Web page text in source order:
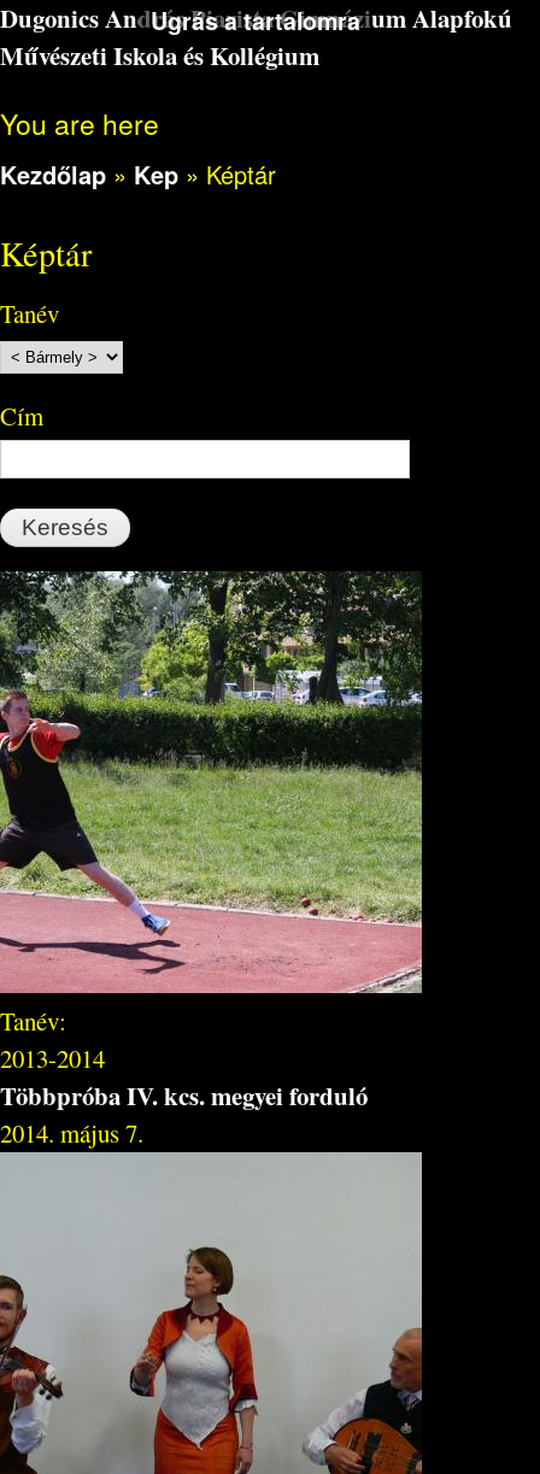
Ugrás a tartalomra
Dugonics András Piarista Gimnázium Alapfokú
Művészeti Iskola és Kollégium
You are here
Kezdőlap » Kep » Képtár
Képtár
Tanév
Cím
Tanév:
2013-2014
Többpróba IV. kcs. megyei forduló
2014. május 7.